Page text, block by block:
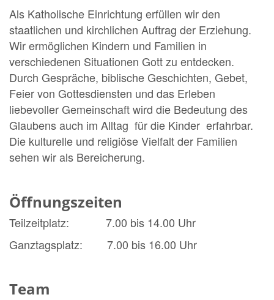
Als Katholische Einrichtung erfüllen wir den
staatlichen und kirchlichen Auftrag der Erziehung.
Wir ermöglichen Kindern und Familien in
verschiedenen Situationen Gott zu entdecken.
Durch Gespräche, biblische Geschichten, Gebet,
Feier von Gottesdiensten und das Erleben
liebevoller Gemeinschaft wird die Bedeutung des
Glaubens auch im Alltag für die Kinder erfahrbar.
Die kulturelle und religiöse Vielfalt der Familien
sehen wir als Bereicherung.
Öffnungszeiten
Teilzeitplatz: 7.00 bis 14.00 Uhr
Ganztagsplatz: 7.00 bis 16.00 Uhr
Team